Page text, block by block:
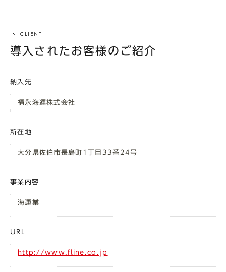
導入されたお客様のご紹介
納入先
福永海運株式会社
所在地
大分県佐伯市長島町 1丁目 33番 24号
事業内容
海運業
URL
http://www.fline.co.jp